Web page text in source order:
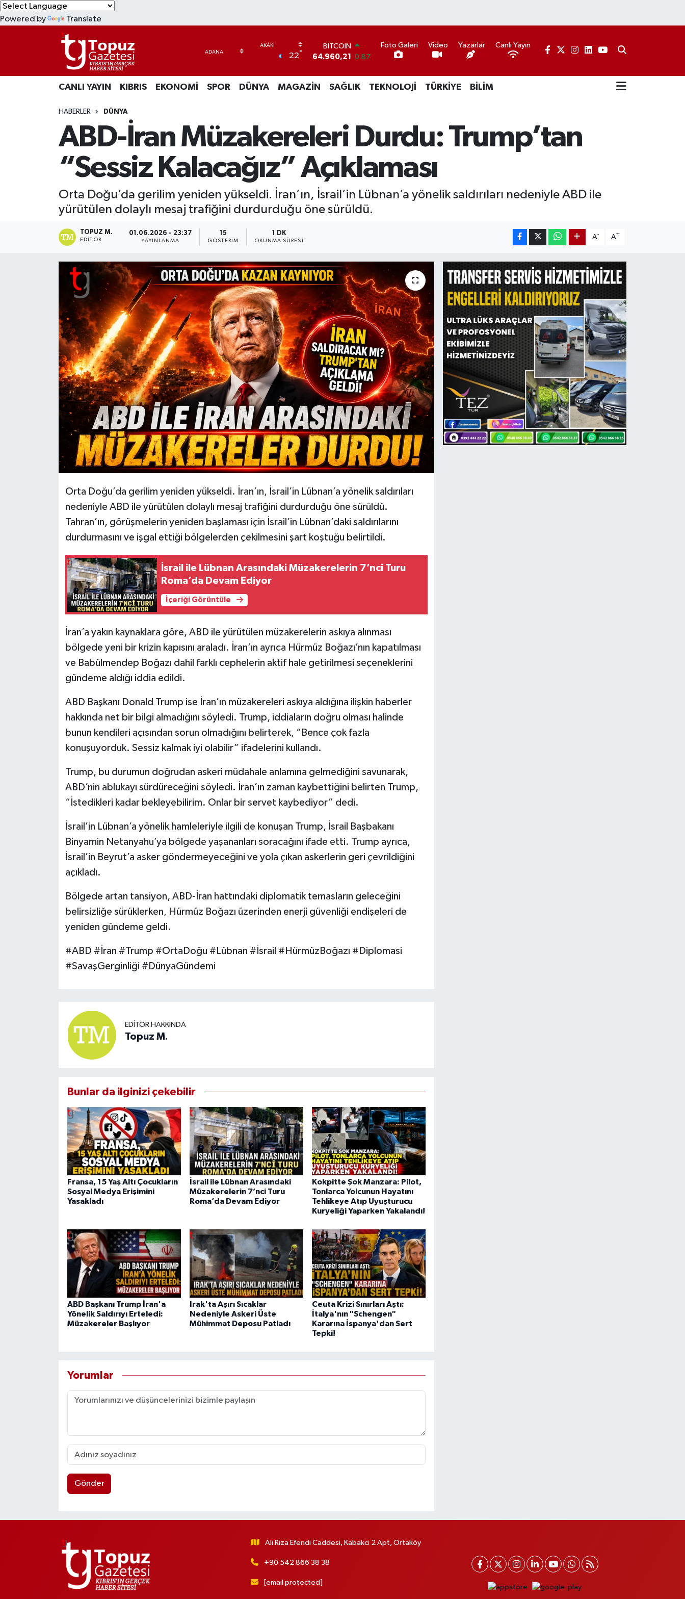
Powered by Translate
22°
64.960,21
0.87
DOLAR
EURO
55,2510
0.32
6648.99
2.59
BİST100
13.779
Foto Galeri Video Yazarlar Canlı Yayın
CANLI YAYIN KIBRIS EKONOMİ SPOR DÜNYA MAGAZİN SAĞLIK TEKNOLOJİ TÜRKİYE BİLİM
HABERLER DÜNYA
ABD-İran Müzakereleri Durdu: Trump’tan
“Sessiz Kalacağız” Açıklaması
Orta Doğu’da gerilim yeniden yükseldi. İran’ın, İsrail’in Lübnan’a yönelik saldırıları nedeniyle ABD ile
yürütülen dolaylı mesaj trafiğini durdurduğu öne sürüldü.
TOPUZ M.
EDITÖR
01.06.2026 - 23:37
YAYINLANMA
15
GÖSTERIM
1 DK
OKUNMA SÜRESI
A- A+
Orta Doğu’da gerilim yeniden yükseldi. İran’ın, İsrail’in Lübnan’a yönelik saldırıları
nedeniyle ABD ile yürütülen dolaylı mesaj trafiğini durdurduğu öne sürüldü.
Tahran’ın, görüşmelerin yeniden başlaması için İsrail’in Lübnan’daki saldırılarını
durdurmasını ve işgal ettiği bölgelerden çekilmesini şart koştuğu belirtildi.
İsrail ile Lübnan Arasındaki Müzakerelerin 7’nci Turu
Roma’da Devam Ediyor
İçeriği Görüntüle
İran’a yakın kaynaklara göre, ABD ile yürütülen müzakerelerin askıya alınması
bölgede yeni bir krizin kapısını araladı. İran’ın ayrıca Hürmüz Boğazı’nın kapatılması
ve Babülmendep Boğazı dahil farklı cephelerin aktif hale getirilmesi seçeneklerini
gündeme aldığı iddia edildi.
ABD Başkanı Donald Trump ise İran’ın müzakereleri askıya aldığına ilişkin haberler
hakkında net bir bilgi almadığını söyledi. Trump, iddiaların doğru olması halinde
bunun kendileri açısından sorun olmadığını belirterek, “Bence çok fazla
konuşuyorduk. Sessiz kalmak iyi olabilir” ifadelerini kullandı.
Trump, bu durumun doğrudan askeri müdahale anlamına gelmediğini savunarak,
ABD’nin ablukayı sürdüreceğini söyledi. İran’ın zaman kaybettiğini belirten Trump,
“İstedikleri kadar bekleyebilirim. Onlar bir servet kaybediyor” dedi.
İsrail’in Lübnan’a yönelik hamleleriyle ilgili de konuşan Trump, İsrail Başbakanı
Binyamin Netanyahu’ya bölgede yaşananları soracağını ifade etti. Trump ayrıca,
İsrail’in Beyrut’a asker göndermeyeceğini ve yola çıkan askerlerin geri çevrildiğini
açıkladı.
Bölgede artan tansiyon, ABD-İran hattındaki diplomatik temasların geleceğini
belirsizliğe sürüklerken, Hürmüz Boğazı üzerinden enerji güvenliği endişeleri de
yeniden gündeme geldi.
#ABD #İran #Trump #OrtaDoğu #Lübnan #İsrail #HürmüzBoğazı #Diplomasi
#SavaşGerginliği #DünyaGündemi
EDITÖR HAKKINDA
Topuz M.
Bunlar da ilginizi çekebilir
Fransa, 15 Yaş Altı Çocukların
Sosyal Medya Erişimini
Yasakladı
İsrail ile Lübnan Arasındaki
Müzakerelerin 7’nci Turu
Roma’da Devam Ediyor
Kokpitte Şok Manzara: Pilot,
Tonlarca Yolcunun Hayatını
Tehlikeye Atıp Uyuşturucu
Kuryeliği Yaparken Yakalandı!
ABD Başkanı Trump İran'a
Yönelik Saldırıyı Erteledi:
Müzakereler Başlıyor
Irak'ta Aşırı Sıcaklar
Nedeniyle Askeri Üste
Mühimmat Deposu Patladı
Ceuta Krizi Sınırları Aştı:
İtalya'nın "Schengen"
Kararına İspanya'dan Sert
Tepki!
Yorumlar
Gönder
Ali Riza Efendi Caddesi, Kabakci 2 Apt, Ortaköy
+90 542 866 38 38
[email protected]
EKONOMİ
MAGAZİN
SAĞLIK
TEKNOLOJİ
Lefkoşa Nöbetçi Eczaneler
Lefkoşa Hava Durumu
Lefkoşa Trafik Yoğunluk Haritası
Süper Lig Puan Durumu ve Fikstür
Tüm Manşetler
Son Dakika Haberleri
Haber Arşivi